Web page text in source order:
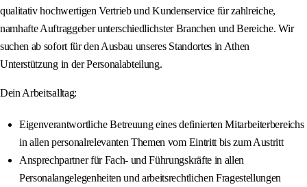
qualitativ hochwertigen Vertrieb und Kundenservice für zahlreiche,
namhafte Auftraggeber unterschiedlichster Branchen und Bereiche. Wir
suchen ab sofort für den Ausbau unseres Standortes in Athen
Unterstützung in der Personalabteilung.
Dein Arbeitsalltag:
Eigenverantwortliche Betreuung eines definierten Mitarbeiterbereichs
in allen personalrelevanten Themen vom Eintritt bis zum Austritt
Ansprechpartner für Fach- und Führungskräfte in allen
Personalangelegenheiten und arbeitsrechtlichen Fragestellungen